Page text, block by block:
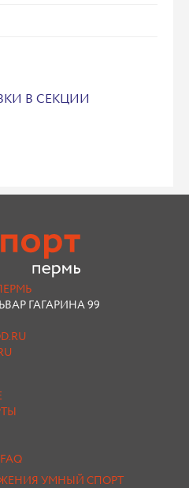
В СЕКЦИИ
ГАГАРИНА 99
УМНЫЙ СПОРТ